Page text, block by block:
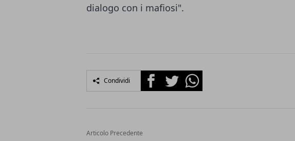
dialogo con i mafiosi".
Condividi FacebookTwitterWhatsapp
Articolo Precedente